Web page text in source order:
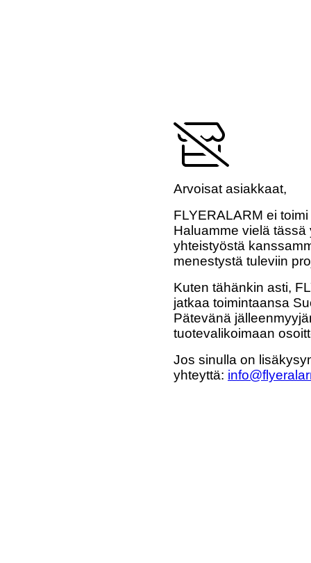
Arvoisat asiakkaat,
FLYERALARM ei
Haluamme vielä
yhteistyöstä
menestystä tuleviin
Kuten tähänkin asti,
jatkaa toimintaansa
Pätevänä
tuotevalikoimaan
Jos sinulla on
yhteyttä: